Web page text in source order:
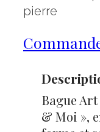
pierre
Bague
& Moi »,